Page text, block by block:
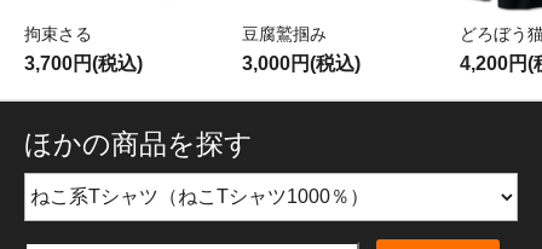
拘束さる
3,700円(税込)
豆腐鷲掴み
3,000円(税込)
どろぼう
4,200円(
ほかの商品を探す